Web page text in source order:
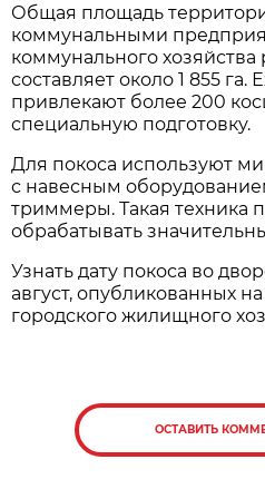
Общая площадь
коммунальными
коммунального
составляет около 1 855
привлекают более 200
специальную подготовку.
Для покоса используют
с навесным
триммеры. Такая техника
обрабатывать
Узнать дату покоса во
август, опубликованных
городского жилищного
ОСТАВИТЬ